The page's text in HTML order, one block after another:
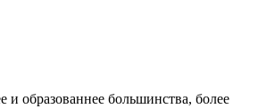
образованнее большинства, более